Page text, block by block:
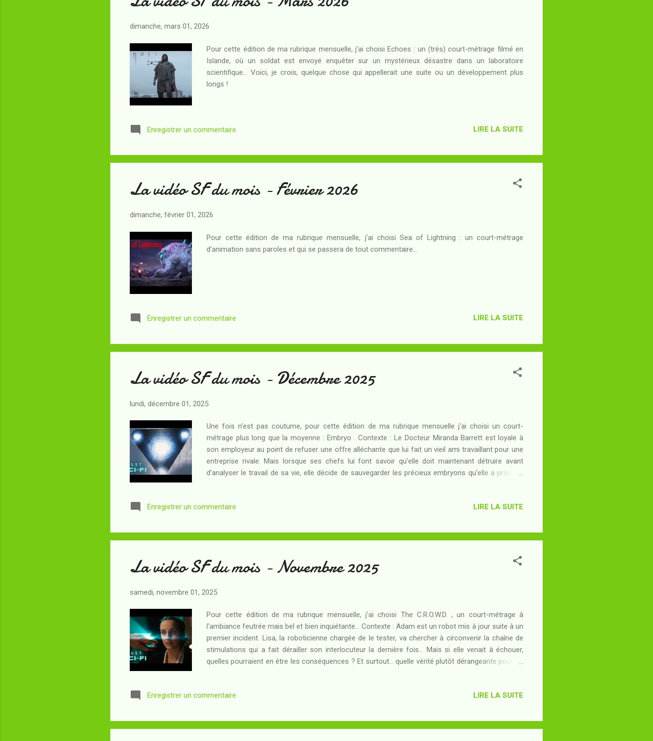
dimanche, mars 01, 2026
Pour cette édition de ma rubrique mensuelle, j'ai choisi Echoes : un (très) court-métrage filmé en
Islande, où un soldat est envoyé enquêter sur un mystérieux désastre dans un laboratoire
scientifique... Voici, je crois, quelque chose qui appellerait une suite ou un développement plus
longs !
Enregistrer un commentaire LIRE LA SUITE
La vidéo SF du mois - Février 2026
dimanche, février 01, 2026
Pour cette édition de ma rubrique mensuelle, j'ai choisi Sea of Lightning : un court-métrage
d'animation sans paroles et qui se passera de tout commentaire...
Enregistrer un commentaire LIRE LA SUITE
La vidéo SF du mois - Décembre 2025
lundi, décembre 01, 2025
Une fois n'est pas coutume, pour cette édition de ma rubrique mensuelle j'ai choisi un court-
métrage plus long que la moyenne : Embryo . Contexte : Le Docteur Miranda Barrett est loyale à
son employeur au point de refuser une offre alléchante que lui fait un vieil ami travaillant pour une
entreprise rivale. Mais lorsque ses chefs lui font savoir qu'elle doit maintenant détruire avant
d'analyser le travail de sa vie, elle décide de sauvegarder les précieux embryons qu'elle a produits
Enregistrer un commentaire
LIRE LA SUITE
La vidéo SF du mois - Novembre 2025
samedi, novembre 01, 2025
Pour cette édition de ma rubrique mensuelle, j'ai choisi The C.R.O.W.D. , un court-métrage à
l'ambiance feutrée mais bel et bien inquiétante... Contexte : Adam est un robot mis à jour suite à un
premier incident. Lisa, la roboticienne chargée de le tester, va chercher à circonvenir la chaîne de
stimulations qui a fait dérailler son interlocuteur la dernière fois... Mais si elle venait à échouer,
quelles pourraient en être les conséquences ? Et surtout... quelle vérité plutôt dérangeante pourrait
Enregistrer un commentaire LIRE LA SUITE